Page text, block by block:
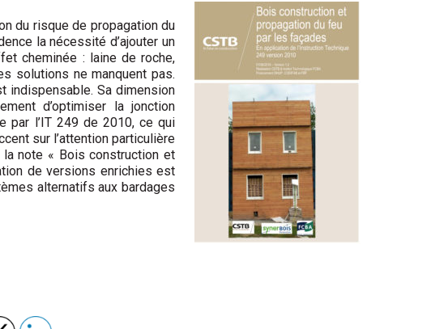
du risque de propagation du
la nécessité d’ajouter un
cheminée : laine de roche,
solutions ne manquent pas.
indispensable. Sa dimension
d’optimiser la jonction
par l’IT 249 de 2010, ce qui
sur l’attention particulière
la note « Bois construction et
de versions enrichies est
alternatifs aux bardages